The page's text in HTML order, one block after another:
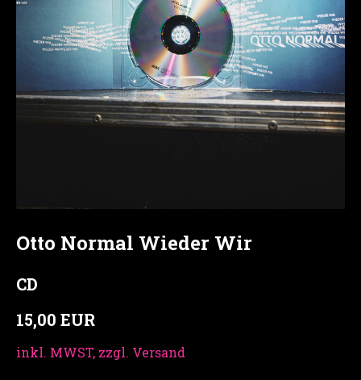
Otto Normal Wieder Wir
CD
15,00 EUR
inkl. MWST, zzgl. Versand